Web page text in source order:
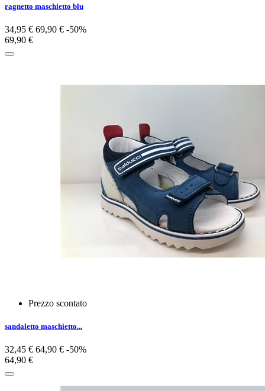
ragnetto maschietto blu
34,95 € 69,90 € -50%
69,90 €
Prezzo scontato
sandaletto maschietto...
32,45 € 64,90 € -50%
64,90 €